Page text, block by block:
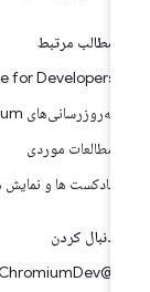
مطالب مرتبط
for Developers
به‌روزرسانی‌های Chromium
مطالعات موردی
پادکست ها و نمایش ها
دنبال کردن